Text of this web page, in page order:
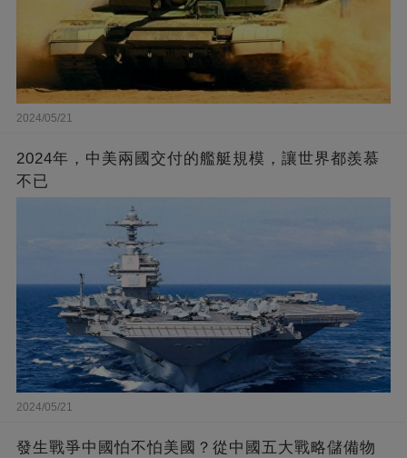
2024/05/21
2024年，中美兩國交付的艦艇規模，讓世界都羨慕
不已
2024/05/21
發生戰爭中國怕不怕美國？從中國五大戰略儲備物